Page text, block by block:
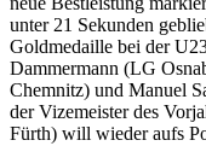
unter 21 Sekunden
Goldmedaille bei der
Dammermann (LG
Chemnitz) und Manuel
der Vizemeister des
Fürth) will wieder aufs